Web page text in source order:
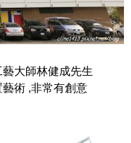
大師林健成先生
術 ,非常有創意